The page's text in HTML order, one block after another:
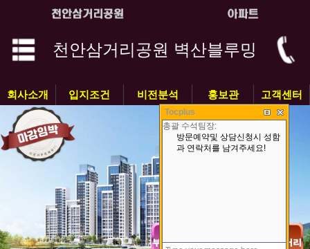
천안삼거리공원 벽산블루밍
회사소개 입지조건 비전분석 홍보관 고객센터
Tocplus